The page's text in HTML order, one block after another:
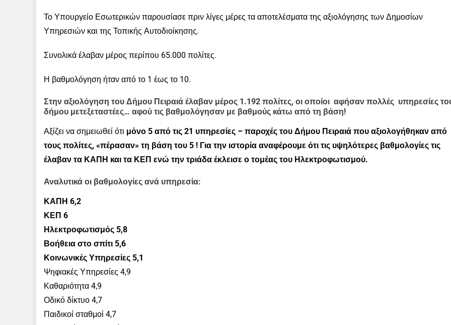
Το Υπουργείο Εσωτερικών παρουσίασε πριν λίγες μέρες τα αποτελέσματα της αξιολόγησης των Δημοσίων
Υπηρεσιών και της Τοπικής Αυτοδιοίκησης.
Συνολικά έλαβαν μέρος περίπου 65.000 πολίτες.
Η βαθμολόγηση ήταν από το 1 έως το 10.
Στην αξιολόγηση του Δήμου Πειραιά έλαβαν μέρος 1.192 πολίτες, οι οποίοι αφήσαν πολλές υπηρεσίες
δήμου μετεξεταστέες… αφού τις βαθμολόγησαν με βαθμούς κάτω από τη βάση!
Αξίζει να σημειωθεί ότι μόνο 5 από τις 21 υπηρεσίες – παροχές του Δήμου Πειραιά που αξιολογήθηκαν από
τους πολίτες, «πέρασαν» τη βάση του 5 ! Για την ιστορία αναφέρουμε ότι τις υψηλότερες βαθμολογίες τις
έλαβαν τα ΚΑΠΗ και τα ΚΕΠ ενώ την τριάδα έκλεισε ο τομέας του Ηλεκτροφωτισμού.
Αναλυτικά οι βαθμολογίες ανά υπηρεσία:
ΚΑΠΗ 6,2
ΚΕΠ 6
Ηλεκτροφωτισμός 5,8
Βοήθεια στο σπίτι 5,6
Κοινωνικές Υπηρεσίες 5,1
Ψηφιακές Υπηρεσίες 4,9
Καθαριότητα 4,9
Οδικό δίκτυο 4,7
Παιδικοί σταθμοί 4,7